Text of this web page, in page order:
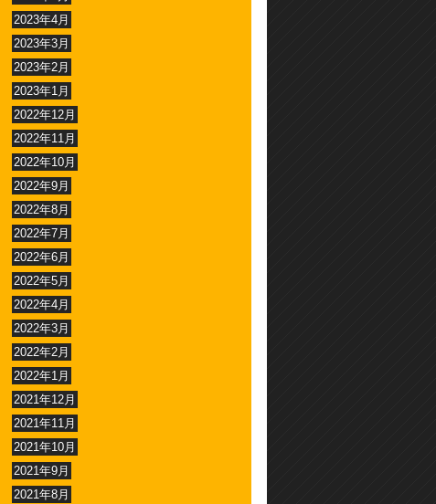
2023年4月
2023年3月
2023年2月
2023年1月
2022年12月
2022年11月
2022年10月
2022年9月
2022年8月
2022年7月
2022年6月
2022年5月
2022年4月
2022年3月
2022年2月
2022年1月
2021年12月
2021年11月
2021年10月
2021年9月
2021年8月